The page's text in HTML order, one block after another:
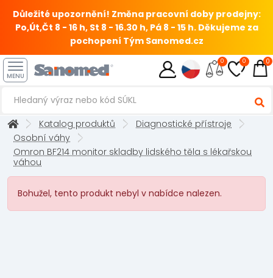
Důležité upozornění! Změna pracovní doby prodejny:
Po,Út,Čt 8 - 16 h, St 8 - 16.30 h, Pá 8 - 15 h. Děkujeme za
pochopení Tým Sanomed.cz
MENU
0 0 0
Katalog produktů
Diagnostické přístroje
Osobní váhy
Omron BF214 monitor skladby lidského těla s lékařskou
váhou
Bohužel, tento produkt nebyl v nabídce nalezen.